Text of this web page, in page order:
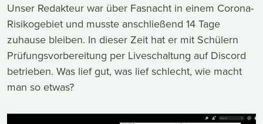
Unser Redakteur war über Fasnacht in einem Corona-
Risikogebiet und musste anschließend 14 Tage
zuhause bleiben. In dieser Zeit hat er mit Schülern
Prüfungsvorbereitung per Liveschaltung auf Discord
betrieben. Was lief gut, was lief schlecht, wie macht
man so etwas?